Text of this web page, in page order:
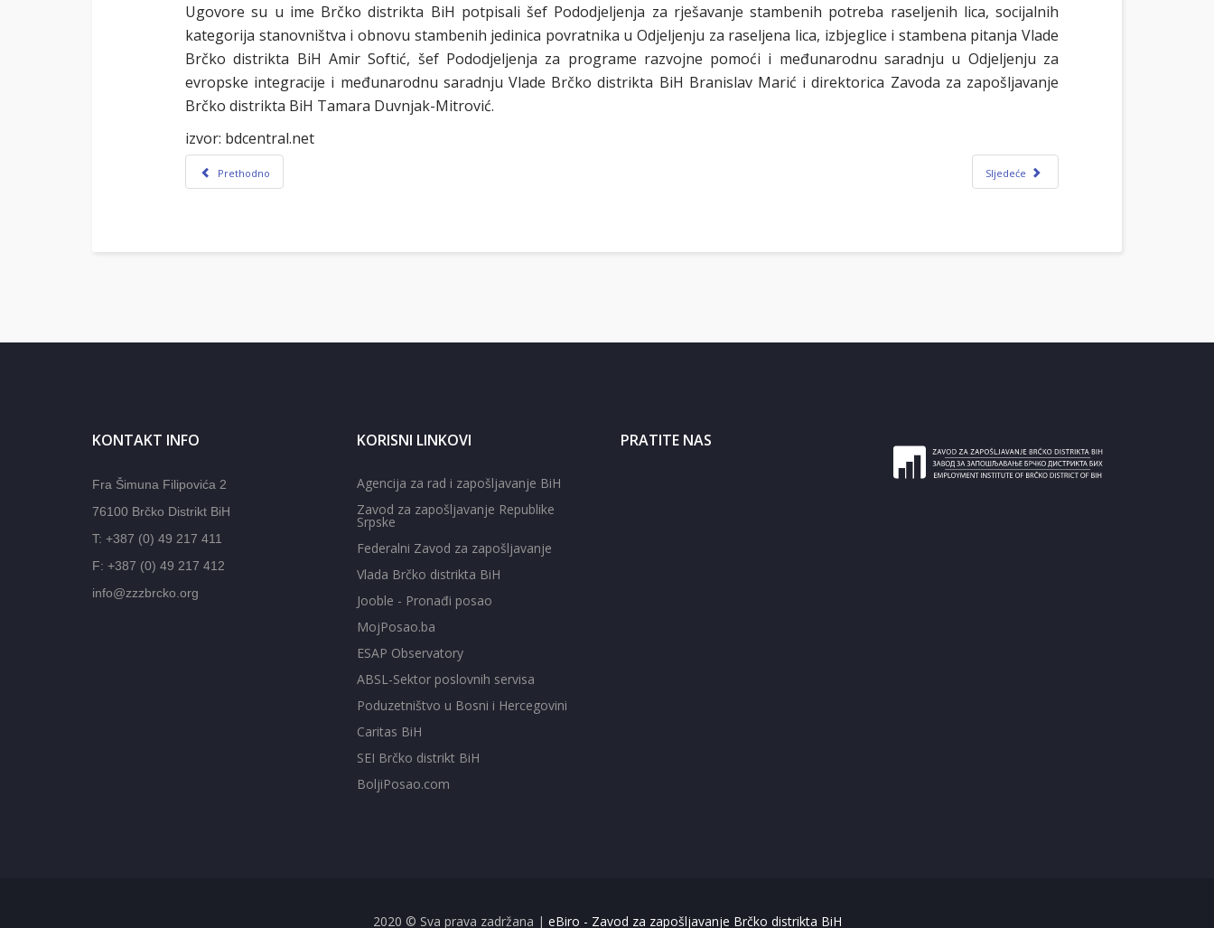
Ugovore su u ime Brčko distrikta BiH potpisali šef Pododjeljenja za rješavanje stambenih potreba raseljenih lica, socijalnih
kategorija stanovništva i obnovu stambenih jedinica povratnika u Odjeljenju za raseljena lica, izbjeglice i stambena pitanja Vlade
Brčko distrikta BiH Amir Softić, šef Pododjeljenja za programe razvojne pomoći i međunarodnu saradnju u Odjeljenju za
evropske integracije i međunarodnu saradnju Vlade Brčko distrikta BiH Branislav Marić i direktorica Zavoda za zapošljavanje
Brčko distrikta BiH Tamara Duvnjak-Mitrović.
izvor: bdcentral.net
Prethodno Sljedeće
KONTAKT INFO
Fra Šimuna Filipovića 2
76100 Brčko Distrikt BiH
T: +387 (0) 49 217 411
F: +387 (0) 49 217 412
info@zzzbrcko.org
KORISNI LINKOVI
Agencija za rad i zapošljavanje BiH
Zavod za zapošljavanje Republike
Srpske
Federalni Zavod za zapošljavanje
Vlada Brčko distrikta BiH
Jooble - Pronađi posao
MojPosao.ba
ESAP Observatory
ABSL-Sektor poslovnih servisa
Poduzetništvo u Bosni i Hercegovini
Caritas BiH
SEI Brčko distrikt BiH
BoljiPosao.com
PRATITE NAS
2020 © Sva prava zadržana | eBiro - Zavod za zapošljavanje Brčko distrikta BiH